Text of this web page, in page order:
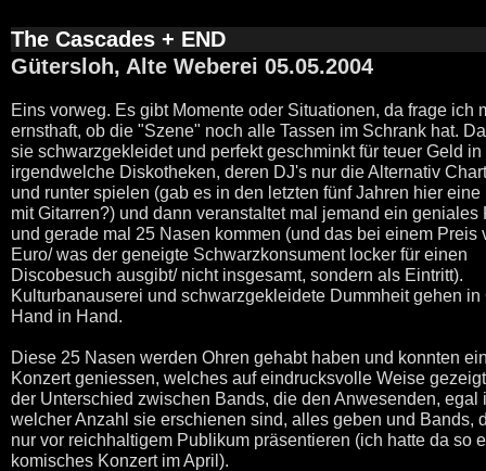
The Cascades + END
Gütersloh, Alte Weberei 05.05.2004
Eins vorweg. Es gibt Momente oder Situationen, da frage ich
ernsthaft, ob die "Szene" noch alle Tassen im Schrank hat.
sie schwarzgekleidet und perfekt geschminkt für teuer Geld in
irgendwelche Diskotheken, deren DJ's nur die Alternativ
und runter spielen (gab es in den letzten fünf Jahren hier eine
mit Gitarren?) und dann veranstaltet mal jemand ein geniales
und gerade mal 25 Nasen kommen (und das bei einem Preis
Euro/ was der geneigte Schwarzkonsument locker für einen
Discobesuch ausgibt/ nicht insgesamt, sondern als Eintritt).
Kulturbanauserei und schwarzgekleidete Dummheit gehen in
Hand in Hand.
Diese 25 Nasen werden Ohren gehabt haben und konnten
Konzert geniessen, welches auf eindrucksvolle Weise
der Unterschied zwischen Bands, die den Anwesenden, egal
welcher Anzahl sie erschienen sind, alles geben und Bands,
nur vor reichhaltigem Publikum präsentieren (ich hatte da so
komisches Konzert im April).